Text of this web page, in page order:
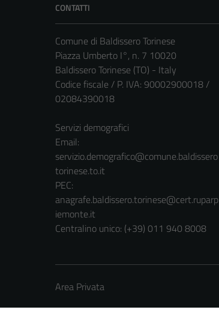
CONTATTI
Comune di Baldissero Torinese
Piazza Umberto I°, n. 7 10020
Baldissero Torinese (TO) - Italy
Codice fiscale / P. IVA: 90002900018 /
02084390018
Servizi demografici
Email:
servizio.demografico@comune.baldissero
torinese.to.it
PEC:
anagrafe.baldissero.torinese@cert.ruparp
iemonte.it
Centralino unico: (+39) 011 940 8008
Area Privata